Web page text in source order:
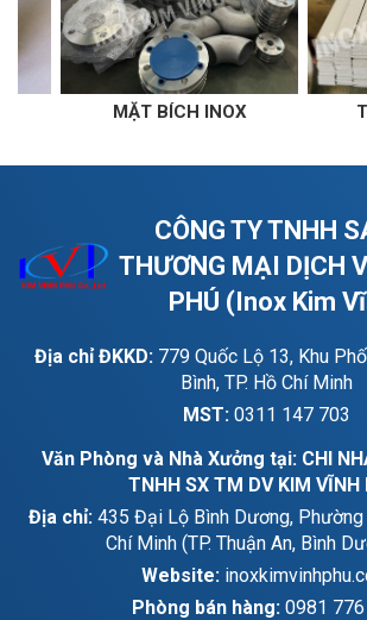
THANH LA INOX
CÔNG TY TNHH
THƯƠNG MẠI DỊCH
PHÚ (Inox Kim
Địa chỉ ĐKKD: 779 Quốc Lộ 13, Khu
Bình, TP. Hồ Chí Minh
MST: 0311 147 703
Văn Phòng và Nhà Xưởng tại: CHI
TNHH SX TM DV KIM VĨNH
Địa chỉ: 435 Đại Lộ Bình Dương, Phường
Chí Minh (TP. Thuận An, Bình
Website:
Phòng bán hàng: 0981